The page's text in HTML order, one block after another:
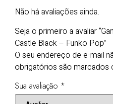
Não há avaliações ainda.
Seja o primeiro a avaliar
Castle Black – Funko Pop”
O seu endereço de e-mail
obrigatórios são marcados
Sua avaliação *